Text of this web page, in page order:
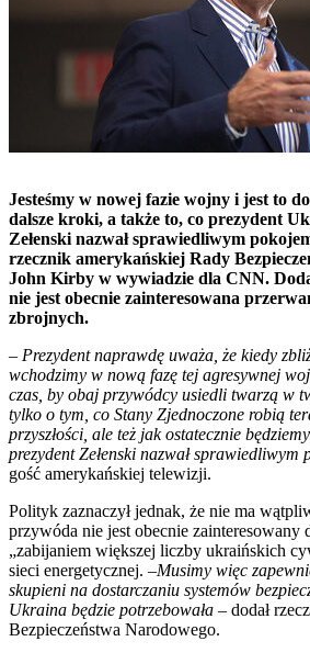
Jesteśmy w nowej fazie wojny i jest to
dalsze kroki, a także to, co prezydent
Zełenski nazwał sprawiedliwym
rzecznik amerykańskiej Rady
John Kirby w wywiadzie dla CNN.
nie jest obecnie zainteresowana
zbrojnych.
– Prezydent naprawdę uważa, że kiedy
wchodzimy w nową fazę tej agresywnej
czas, by obaj przywódcy usiedli twarzą w
tylko o tym, co Stany Zjednoczone robią
przyszłości, ale też jak ostatecznie
prezydent Zełenski nazwał sprawiedliwym
gość amerykańskiej telewizji.
Polityk zaznaczył jednak, że nie ma
przywóda nie jest obecnie zainteresowany
„zabijaniem większej liczby ukraińskich
sieci energetycznej. –Musimy więc
skupieni na dostarczaniu systemów
Ukraina będzie potrzebowała – dodał
Bezpieczeństwa Narodowego.